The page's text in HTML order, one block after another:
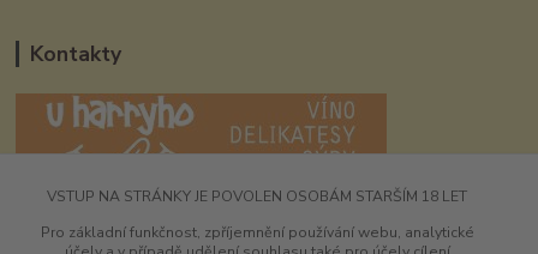
Kontakty
UHarryho.eu
VSTUP NA STRÁNKY JE POVOLEN OSOBÁM STARŠÍM 18 LET
Pro základní funkčnost, zpříjemnění používání webu, analytické